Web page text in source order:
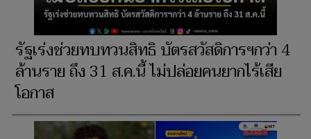
รัฐเร่งช่วยทบทวนสิทธิ บัตรสวัสดิการฯกว่า 4
ล้านราย ถึง 31 ส.ค.นี้ ไม่ปล่อยคนยากไร้เสีย
โอกาส